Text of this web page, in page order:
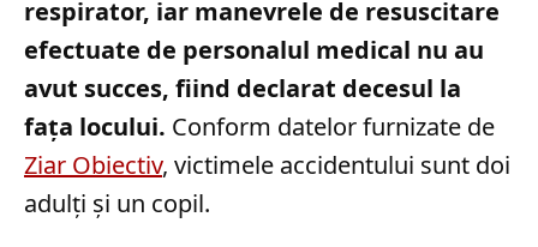
respirator, iar manevrele de resuscitare
efectuate de personalul medical nu au
avut succes, fiind declarat decesul la
fața locului. Conform datelor furnizate de
Ziar Obiectiv, victimele accidentului sunt doi
adulți și un copil.